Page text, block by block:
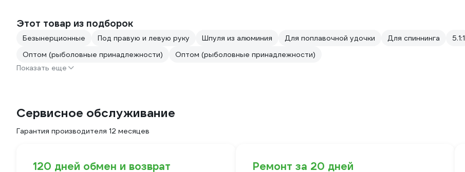
Этот товар из подборок
Безынерционные Под правую и левую руку Шпуля из алюминия Для поплавочной удочки Для спиннинга 5.1:1
Оптом (рыболовные принадлежности)
Оптом (рыболовные принадлежности)
Показать еще
Сервисное обслуживание
Гарантия производителя 12 месяцев
120 дней обмен и возврат Ремонт за 20 дней